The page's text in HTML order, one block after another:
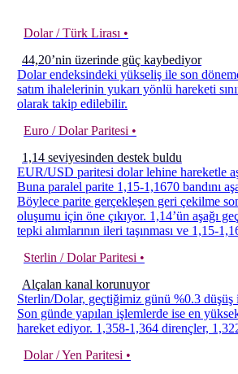
Dolar / Türk Lirası •
44,20’nin üzerinde güç kaybediyor
Dolar endeksindeki yükseliş ile son
satım ihalelerinin yukarı yönlü hareketi
olarak takip edilebilir.
Euro / Dolar Paritesi •
1,14 seviyesinden destek buldu
EUR/USD paritesi dolar lehine hareketle
Buna paralel parite 1,15-1,1670 bandını
Böylece parite gerçekleşen geri çekilme
oluşumu için öne çıkıyor. 1,14’ün aşağı
tepki alımlarının ileri taşınması ve 1,15-
Sterlin / Dolar Paritesi •
Alçalan kanal korunuyor
Sterlin/Dolar, geçtiğimiz günü %0.3
Son günde yapılan işlemlerde ise en
hareket ediyor. 1,358-1,364 dirençler,
Dolar / Yen Paritesi •